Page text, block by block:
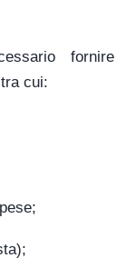
fornire
cui: